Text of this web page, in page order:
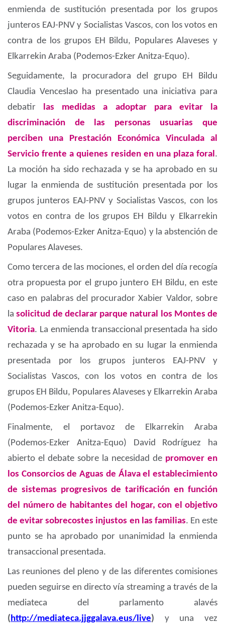
enmienda de sustitución presentada por los grupos
junteros EAJ-PNV y Socialistas Vascos, con los votos en
contra de los grupos EH Bildu, Populares Alaveses y
Elkarrekin Araba (Podemos-Ezker Anitza-Equo).
Seguidamente, la procuradora del grupo EH Bildu
Claudia Venceslao ha presentado una iniciativa para
debatir las medidas a adoptar para evitar la
discriminación de las personas usuarias que
perciben una Prestación Económica Vinculada al
Servicio frente a quienes residen en una plaza foral.
La moción ha sido rechazada y se ha aprobado en su
lugar la enmienda de sustitución presentada por los
grupos junteros EAJ-PNV y Socialistas Vascos, con los
votos en contra de los grupos EH Bildu y Elkarrekin
Araba (Podemos-Ezker Anitza-Equo) y la abstención de
Populares Alaveses.
Como tercera de las mociones, el orden del día recogía
otra propuesta por el grupo juntero EH Bildu, en este
caso en palabras del procurador Xabier Valdor, sobre
lasolicitud de declarar parque natural los Montes de
Vitoria. La enmienda transaccional presentada ha sido
rechazada y se ha aprobado en su lugar la enmienda
presentada por los grupos junteros EAJ-PNV y
Socialistas Vascos, con los votos en contra de los
grupos EH Bildu, Populares Alaveses y Elkarrekin Araba
(Podemos-Ezker Anitza-Equo).
Finalmente, el portavoz de Elkarrekin Araba
(Podemos-Ezker Anitza-Equo) David Rodríguez ha
abierto el debate sobre la necesidad de promover en
los Consorcios de Aguas de Álava el establecimiento
de sistemas progresivos de tarificación en función
del número de habitantes del hogar, con el objetivo
de evitar sobrecostes injustos en las familias. En este
punto se ha aprobado por unanimidad la enmienda
transaccional presentada.
Las reuniones del pleno y de las diferentes comisiones
pueden seguirse en directo vía streaming a través de la
mediateca del parlamento alavés
(http://mediateca.jjggalava.eus/live) y una vez